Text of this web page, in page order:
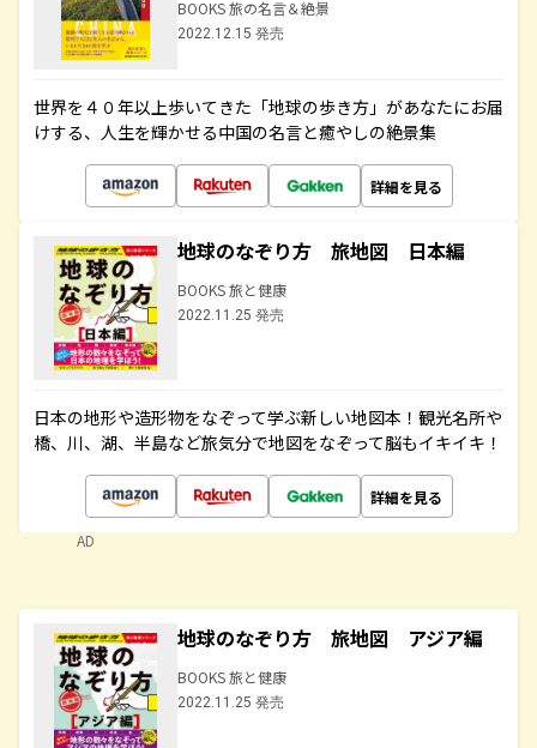
BOOKS 旅の名言＆絶景
2022.12.15 発売
世界を４０年以上歩いてきた「地球の歩き方」があなたにお届
けする、人生を輝かせる中国の名言と癒やしの絶景集
詳細を見る
地球のなぞり方 旅地図 日本編
BOOKS 旅と健康
2022.11.25 発売
日本の地形や造形物をなぞって学ぶ新しい地図本！観光名所や
橋、川、湖、半島など旅気分で地図をなぞって脳もイキイキ！
詳細を見る
AD
地球のなぞり方 旅地図 アジア編
BOOKS 旅と健康
2022.11.25 発売